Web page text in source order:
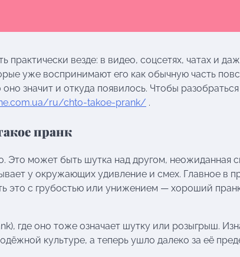
везде: в видео, соцсетях, чатах и
уже воспринимают его как обычную часть
значит и откуда появилось. Чтобы
ru/chto-takoe-prank/ .
пранк
Это может быть шутка над другом, неожиданная
у окружающих удивление и смех. Главное в
это с грубостью или унижением — хороший
где оно тоже означает шутку или розыгрыш.
культуре, а теперь ушло далеко за её